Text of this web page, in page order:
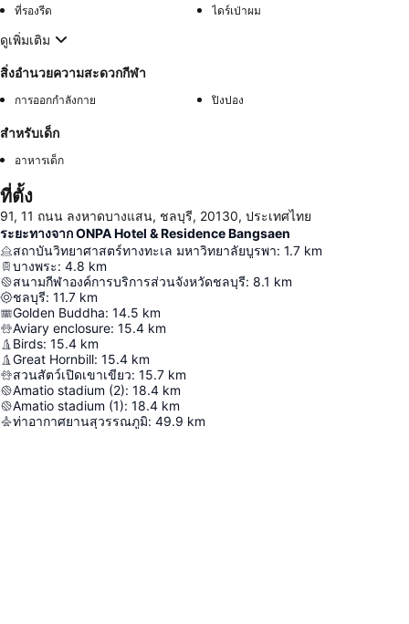
ที่รองรีด ไดร์เป่าผม
ดูเพิ่มเติม
สิ่งอำนวยความสะดวกกีฬา
การออกกำลังกาย ปิงปอง
สำหรับเด็ก
อาหารเด็ก
ที่ตั้ง
91, 11 ถนน ลงหาดบางแสน, ชลบุรี, 20130, ประเทศไทย
ระยะทางจาก ONPA Hotel & Residence Bangsaen
สถาบันวิทยาศาสตร์ทางทะเล มหาวิทยาลัยบูรพา: 1.7 km
บางพระ: 4.8 km
สนามกีฬาองค์การบริการส่วนจังหวัดชลบุรี: 8.1 km
ชลบุรี: 11.7 km
Golden Buddha: 14.5 km
Aviary enclosure: 15.4 km
Birds: 15.4 km
Great Hornbill: 15.4 km
สวนสัตว์เปิดเขาเขียว: 15.7 km
Amatio stadium (2): 18.4 km
Amatio stadium (1): 18.4 km
ท่าอากาศยานสุวรรณภูมิ: 49.9 km